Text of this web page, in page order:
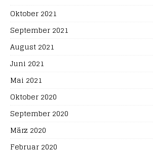
Oktober 2021
September 2021
August 2021
Juni 2021
Mai 2021
Oktober 2020
September 2020
März 2020
Februar 2020